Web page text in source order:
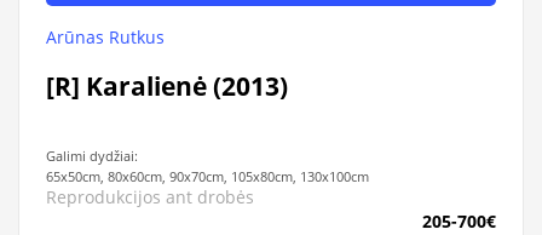
Arūnas Rutkus
[R] Karalienė (2013)
Galimi dydžiai:
65x50cm, 80x60cm, 90x70cm, 105x80cm, 130x100cm
Reprodukcijos ant drobės
205-700€